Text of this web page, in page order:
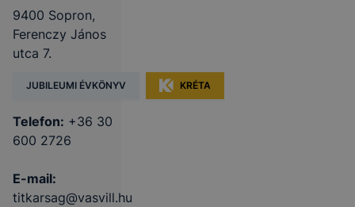
9400 Sopron,
Ferenczy János
utca 7.
JUBILEUMI ÉVKÖNYV KRÉTA
Telefon: +36 30
600 2726
E-mail:
titkarsag@vasvill.hu